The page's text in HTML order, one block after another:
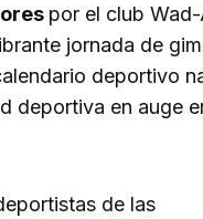
por el club
jornada de
deportivo
deportiva en auge
de las